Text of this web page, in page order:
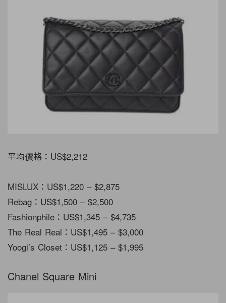
平均價格：US$2,212
MISLUX：US$1,220 – $2,875
Rebag：US$1,500 – $2,500
Fashionphile：US$1,345 – $4,735
The Real Real：US$1,495 – $3,000
Yoogi’s Closet：US$1,125 – $1,995
Chanel Square Mini